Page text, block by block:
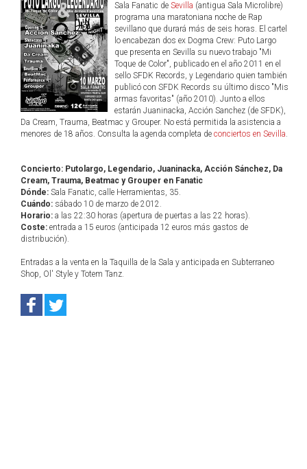
Sala Fanatic de Sevilla (antigua Sala Microlibre)
programa una maratoniana noche de Rap
sevillano que durará más de seis horas. El cartel
lo encabezan dos ex Dogma Crew: Puto Largo
que presenta en Sevilla su nuevo trabajo "Mi
Toque de Color", publicado en el año 2011 en el
sello SFDK Records, y Legendario quien también
publicó con SFDK Records su último disco "Mis
armas favoritas" (año 2010). Junto a ellos
estarán Juaninacka, Acción Sanchez (de SFDK),
Da Cream, Trauma, Beatmac y Grouper. No está permitida la asistencia a
menores de 18 años. Consulta la agenda completa de conciertos en Sevilla.
Concierto: Putolargo, Legendario, Juaninacka, Acción Sánchez, Da
Cream, Trauma, Beatmac y Grouper en Fanatic
Dónde: Sala Fanatic, calle Herramientas, 35.
Cuándo: sábado 10 de marzo de 2012.
Horario: a las 22:30 horas (apertura de puertas a las 22 horas).
Coste: entrada a 15 euros (anticipada 12 euros más gastos de
distribución).
Entradas a la venta en la Taquilla de la Sala y anticipada en Subterraneo
Shop, Ol' Style y Totem Tanz.